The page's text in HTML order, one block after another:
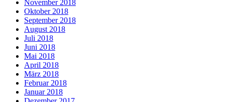
November 2018
Oktober 2018
September 2018
August 2018
Juli 2018
Juni 2018
Mai 2018
April 2018
März 2018
Februar 2018
Januar 2018